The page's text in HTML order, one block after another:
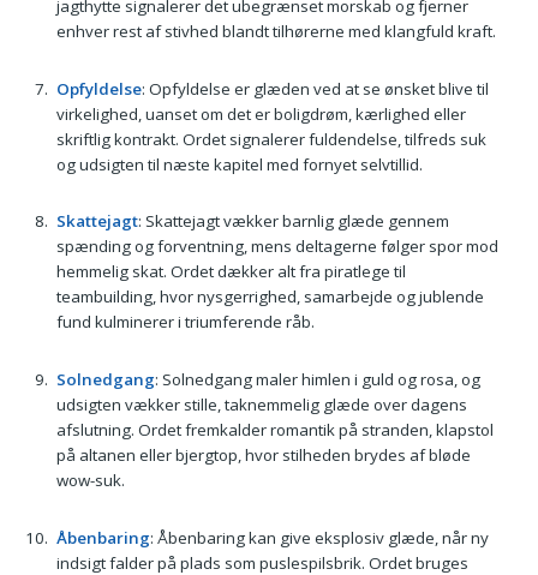
jagthytte signalerer det ubegrænset morskab og fjerner
enhver rest af stivhed blandt tilhørerne med klangfuld kraft.
Opfyldelse: Opfyldelse er glæden ved at se ønsket blive til
virkelighed, uanset om det er boligdrøm, kærlighed eller
skriftlig kontrakt. Ordet signalerer fuldendelse, tilfreds suk
og udsigten til næste kapitel med fornyet selvtillid.
Skattejagt: Skattejagt vækker barnlig glæde gennem
spænding og forventning, mens deltagerne følger spor mod
hemmelig skat. Ordet dækker alt fra piratlege til
teambuilding, hvor nysgerrighed, samarbejde og jublende
fund kulminerer i triumferende råb.
Solnedgang: Solnedgang maler himlen i guld og rosa, og
udsigten vækker stille, taknemmelig glæde over dagens
afslutning. Ordet fremkalder romantik på stranden, klapstol
på altanen eller bjergtop, hvor stilheden brydes af bløde
wow-suk.
Åbenbaring: Åbenbaring kan give eksplosiv glæde, når ny
indsigt falder på plads som puslespilsbrik. Ordet bruges